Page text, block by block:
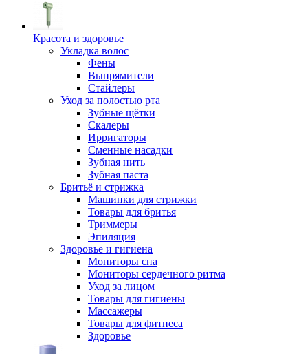
Красота и здоровье
Укладка волос
Фены
Выпрямители
Стайлеры
Уход за полостью рта
Зубные щётки
Скалеры
Ирригаторы
Сменные насадки
Зубная нить
Зубная паста
Бритьё и стрижка
Машинки для стрижки
Товары для бритья
Триммеры
Эпиляция
Здоровье и гигиена
Мониторы сна
Мониторы сердечного ритма
Уход за лицом
Товары для гигиены
Массажеры
Товары для фитнеса
Здоровье